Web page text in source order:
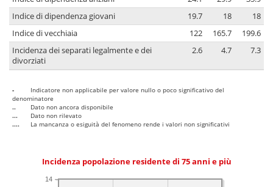
Indice di dipendenza giovani
19.7 18
18
Indice di vecchiaia
122 165.7
199.6
Incidenza dei separati legalmente e dei
divorziati
2.6 4.7 7.3
-
Indicatore non applicabile per valore nullo o poco significativo del
denominatore
..
Dato non ancora disponibile
...
Dato non rilevato
....
La mancanza o esiguità del fenomeno rende i valori non significativi
Incidenza popolazione residente di 75 anni e più
14